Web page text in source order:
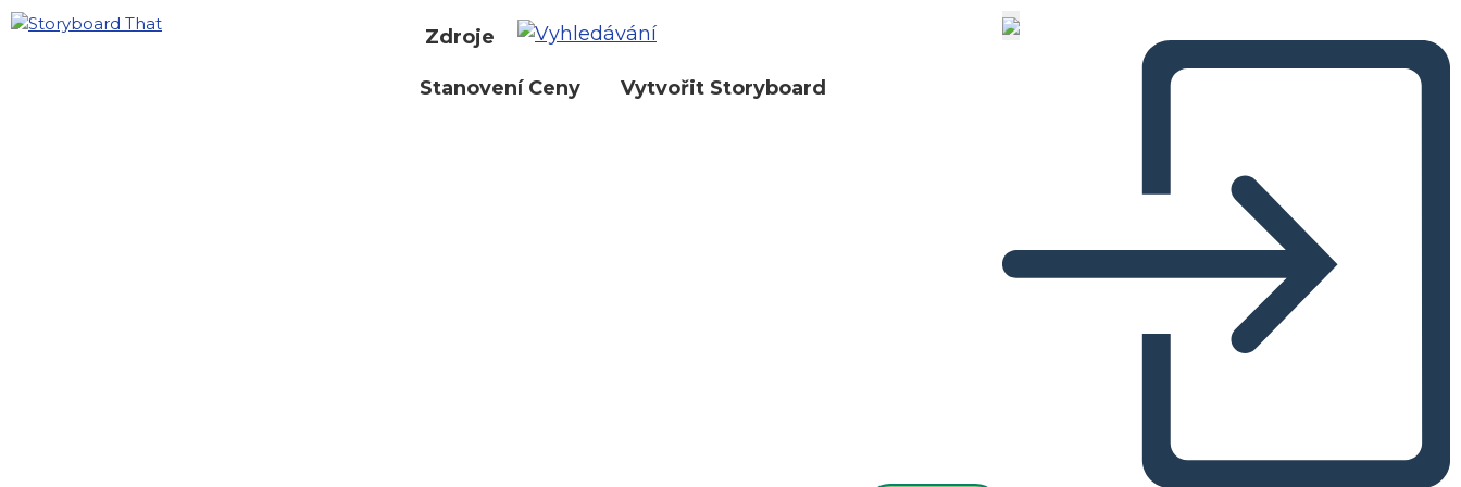
Zdroje
Stanovení Ceny Vytvořit Storyboard